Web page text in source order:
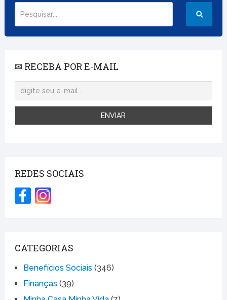
✉ RECEBA POR E-MAIL
REDES SOCIAIS
CATEGORIAS
Benefícios Sociais (346)
Finanças (39)